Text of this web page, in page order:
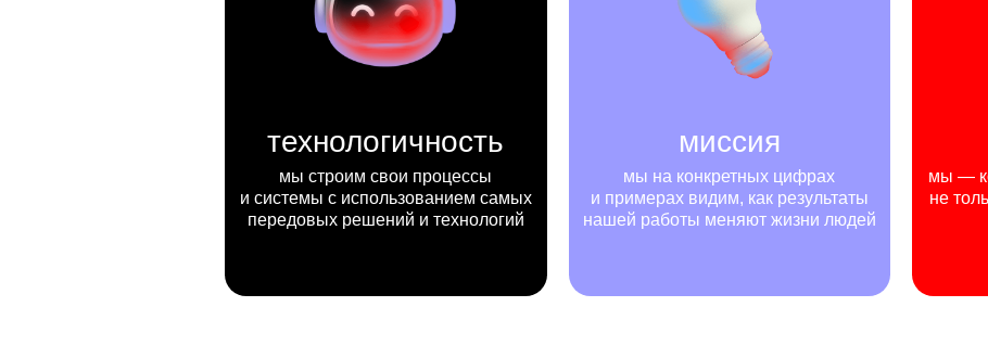
технологичность
мы строим свои процессы
и системы с использованием самых
передовых решений и технологий
миссия
мы на конкретных цифрах
и примерах видим, как результаты
нашей работы меняют жизни людей
мы —
не